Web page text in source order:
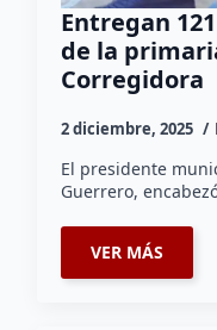
Entregan
de la
Corregidora
2 diciembre, 2025
El presidente
Guerrero,
VER MÁS